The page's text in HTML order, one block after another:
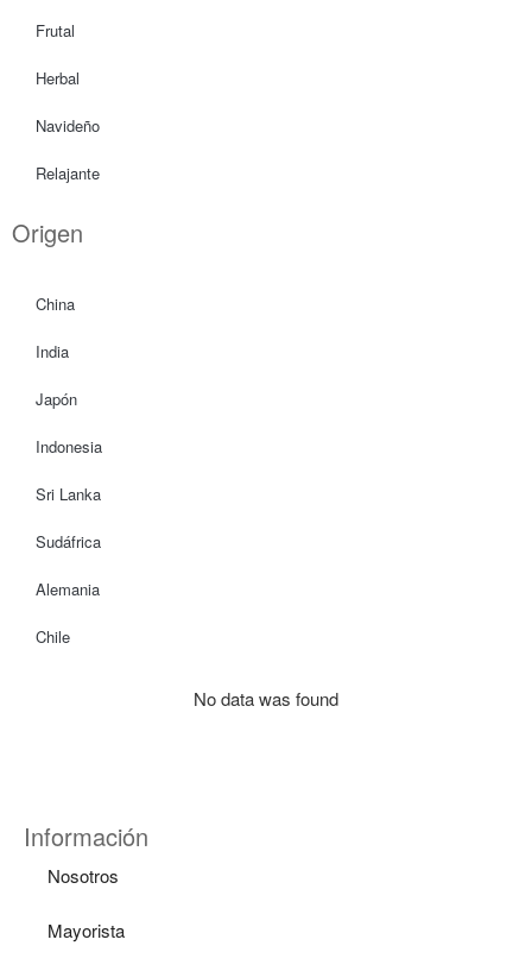
Frutal
Herbal
Navideño
Relajante
Origen
China
India
Japón
Indonesia
Sri Lanka
Sudáfrica
Alemania
Chile
No data was found
Información
Nosotros
Mayorista